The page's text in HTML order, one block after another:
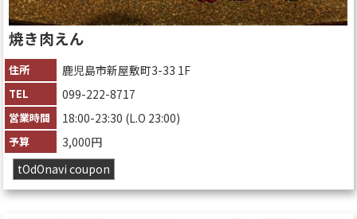
焼き肉えん
住所 鹿児島市新屋敷町3-33 1F
TEL 099-222-8717
営業時間 18:00-23:30 (L.O 23:00)
予算
3,000円
tOdOnavi coupon